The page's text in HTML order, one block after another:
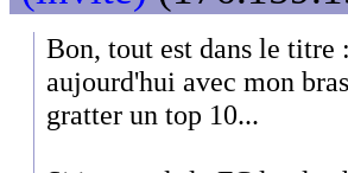
Bon, tout est dans le
aujourd'hui avec mon
gratter un top 10...